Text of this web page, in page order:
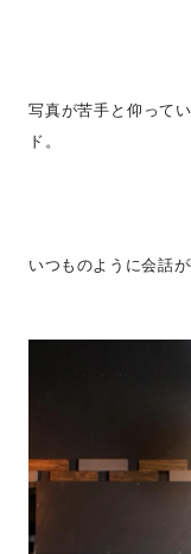
写真が苦手と仰って
ド。
いつものように会話が